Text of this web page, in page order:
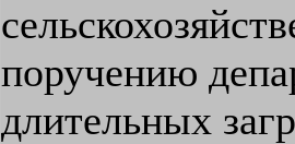
поручению
длительных